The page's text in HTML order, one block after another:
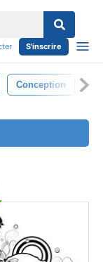
S'inscrire
Conception